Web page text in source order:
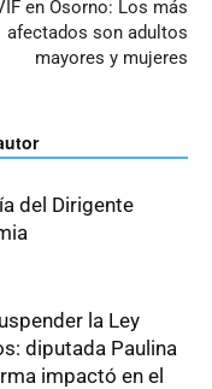
en Osorno: Los más
afectados son adultos
mayores y mujeres
del Dirigente
la Ley
diputada Paulina
impactó en el